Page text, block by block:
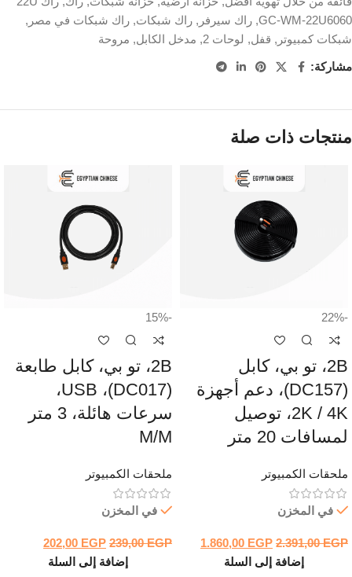
GC-WM-22U6060
, راك سيرفر , راك شبكات, راك شبكات في مصر ,
شبكات كمبيوتر , قفل, لوحات 2 , مدخل الكابل, مروحة
مشاركة:
منتجات ذات صلة
-22%
2B، تو بي، كابل
(DC157)، دعم أجهزة
2K / 4K، توصيل
لمسافات 20 متر
ملحقات الكمبيوتر
في المخزن
2.391,00EGP
1.860,00 EGP
إضافة إلى السلة
-15%
2B، تو بي، كابل طابعة
(DC017)، USB،
سرعات هائلة، 3 متر
M/M
ملحقات الكمبيوتر
في المخزن
239,00EGP
202,00 EGP
إضافة إلى السلة